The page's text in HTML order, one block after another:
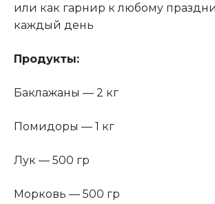
или как гарнир к любому
каждый день
Продукты:
Баклажаны — 2 кг
Помидоры — 1 кг
Лук — 500 гр
Морковь — 500 гр